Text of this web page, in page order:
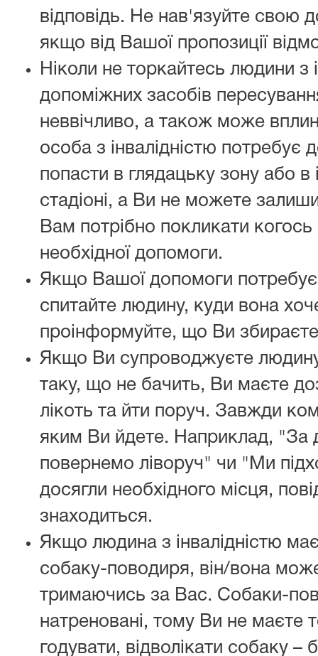
відповідь. Не нав'язуйте свою
якщо від Вашої пропозиції
Ніколи не торкайтесь людини з
допоміжних засобів
неввічливо, а також може
особа з інвалідністю
попасти в глядацьку зону або
стадіоні, а Ви не можете
Вам потрібно покликати
необхідної допомоги.
Якщо Вашої допомоги потребує
спитайте людину, куди вона
проінформуйте, що Ви
Якщо Ви супроводжуєте
таку, що не бачить, Ви маєте
лікоть та йти поруч. Завжди
яким Ви йдете. Наприклад, "За
повернемо ліворуч" чи "Ми
досягли необхідного місця,
знаходиться.
Якщо людина з інвалідністю
собаку-поводиря, він/вона
тримаючись за Вас. Собаки-
натреновані, тому Ви не маєте
годувати, відволікати собаку